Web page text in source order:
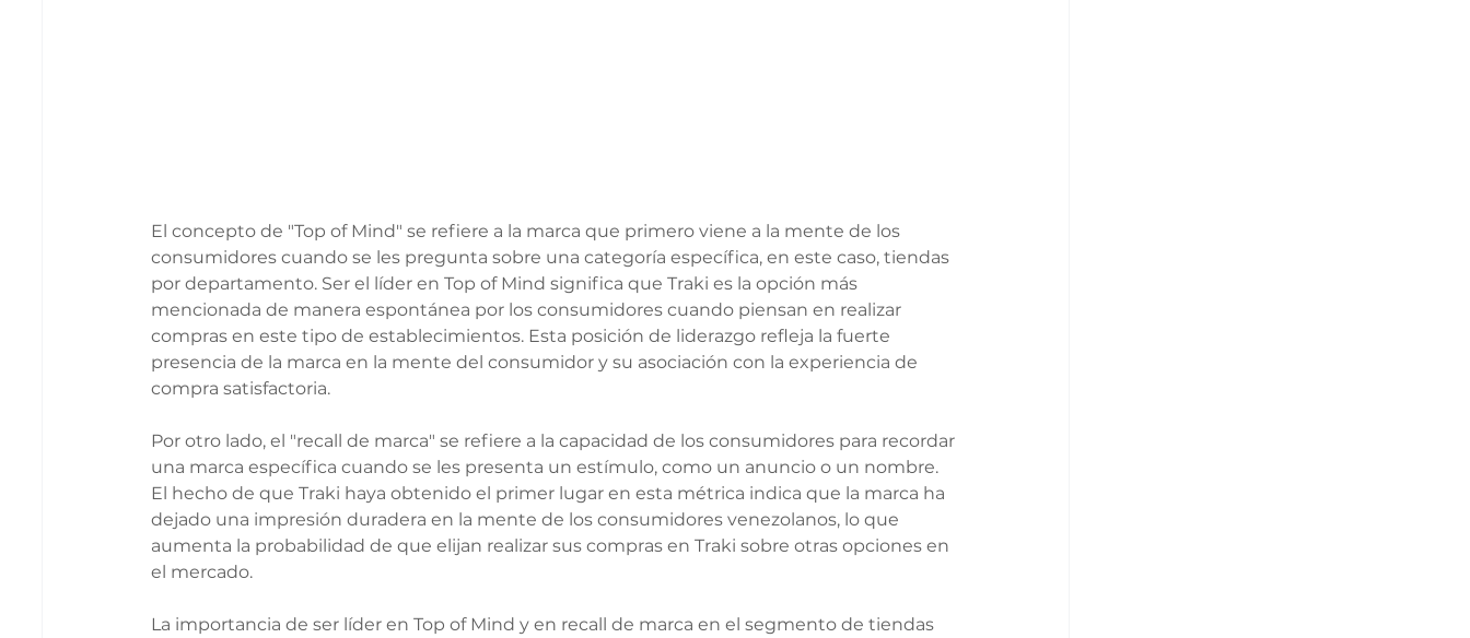
El concepto de "Top of Mind" se refiere a la marca que primero viene a la mente de los
consumidores cuando se les pregunta sobre una categoría específica, en este caso, tiendas
por departamento. Ser el líder en Top of Mind significa que Traki es la opción más
mencionada de manera espontánea por los consumidores cuando piensan en realizar
compras en este tipo de establecimientos. Esta posición de liderazgo refleja la fuerte
presencia de la marca en la mente del consumidor y su asociación con la experiencia de
compra satisfactoria.
Por otro lado, el "recall de marca" se refiere a la capacidad de los consumidores para recordar
una marca específica cuando se les presenta un estímulo, como un anuncio o un nombre.
El hecho de que Traki haya obtenido el primer lugar en esta métrica indica que la marca ha
dejado una impresión duradera en la mente de los consumidores venezolanos, lo que
aumenta la probabilidad de que elijan realizar sus compras en Traki sobre otras opciones en
el mercado.
La importancia de ser líder en Top of Mind y en recall de marca en el segmento de tiendas